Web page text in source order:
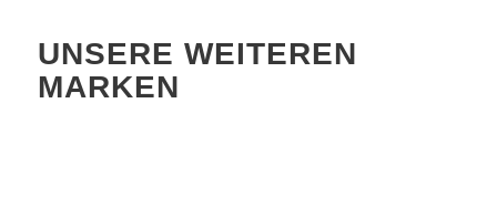
UNSERE WEITEREN
MARKEN